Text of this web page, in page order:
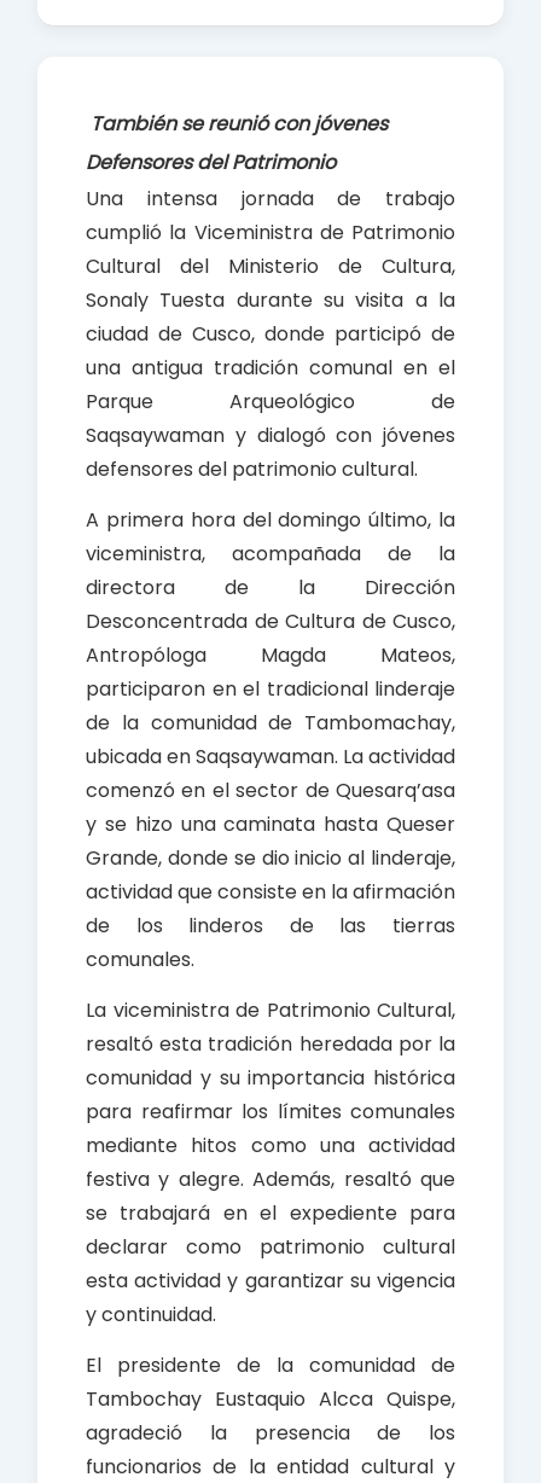
b
o
o
p
También se reunió con jóvenes
Defensores del Patrimonio
Una intensa jornada de trabajo
cumplió la Viceministra de Patrimonio
Cultural del Ministerio de Cultura,
Sonaly Tuesta durante su visita a la
ciudad de Cusco, donde participó de
una antigua tradición comunal en el
Parque Arqueológico de
Saqsaywaman y dialogó con jóvenes
defensores del patrimonio cultural.
A primera hora del domingo último, la
viceministra, acompañada de la
directora de la Dirección
Desconcentrada de Cultura de Cusco,
Antropóloga Magda Mateos,
participaron en el tradicional linderaje
de la comunidad de Tambomachay,
ubicada en Saqsaywaman. La actividad
comenzó en el sector de Quesarq’asa
y se hizo una caminata hasta Queser
Grande, donde se dio inicio al linderaje,
actividad que consiste en la afirmación
de los linderos de las tierras
comunales.
La viceministra de Patrimonio Cultural,
resaltó esta tradición heredada por la
comunidad y su importancia histórica
para reafirmar los límites comunales
mediante hitos como una actividad
festiva y alegre. Además, resaltó que
se trabajará en el expediente para
declarar como patrimonio cultural
esta actividad y garantizar su vigencia
y continuidad.
El presidente de la comunidad de
Tambochay Eustaquio Alcca Quispe,
agradeció la presencia de los
funcionarios de la entidad cultural y